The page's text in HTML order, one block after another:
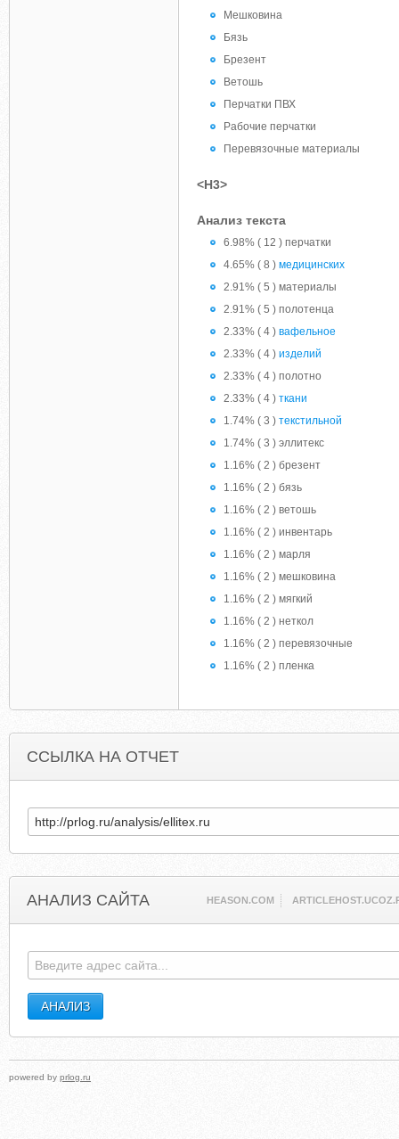
Мешковина
Бязь
Брезент
Ветошь
Перчатки ПВХ
Рабочие перчатки
Перевязочные материалы
<H3>
Анализ текста
6.98% ( 12 ) перчатки
4.65% ( 8 ) медицинских
2.91% ( 5 ) материалы
2.91% ( 5 ) полотенца
2.33% ( 4 ) вафельное
2.33% ( 4 ) изделий
2.33% ( 4 ) полотно
2.33% ( 4 ) ткани
1.74% ( 3 ) текстильной
1.74% ( 3 ) эллитекс
1.16% ( 2 ) брезент
1.16% ( 2 ) бязь
1.16% ( 2 ) ветошь
1.16% ( 2 ) инвентарь
1.16% ( 2 ) марля
1.16% ( 2 ) мешковина
1.16% ( 2 ) мягкий
1.16% ( 2 ) неткол
1.16% ( 2 ) перевязочные
1.16% ( 2 ) пленка
ССЫЛКА НА ОТЧЕТ
АНАЛИЗ САЙТА HEASON.COM
powered by prlog.ru